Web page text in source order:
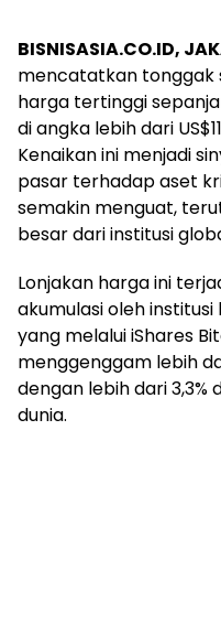
BISNISASIA.CO.ID,
mencatatkan tonggak
harga tertinggi
di angka lebih dari
Kenaikan ini menjadi
pasar terhadap aset
semakin menguat,
besar dari institusi
Lonjakan harga ini
akumulasi oleh
yang melalui iShares
menggenggam lebih
dengan lebih dari 3,3%
dunia.